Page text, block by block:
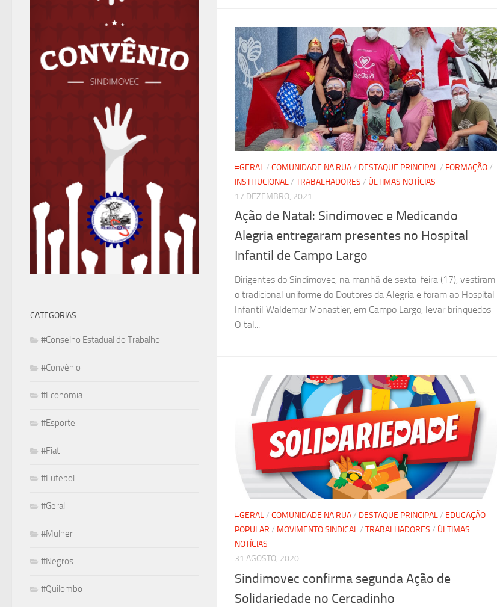
#GERAL/ COMUNIDADE NA RUA/ DESTAQUE PRINCIPAL/ FORMAÇÃO/
INSTITUCIONAL/ TRABALHADORES / ÚLTIMAS NOTÍCIAS
17 DEZEMBRO, 2021
Ação de Natal: Sindimovec e Medicando
Alegria entregaram presentes no Hospital
Infantil de Campo Largo
Dirigentes do Sindimovec, na manhã de sexta-feira (17), vestiram
o tradicional uniforme do Doutores da Alegria e foram ao Hospital
Infantil Waldemar Monastier, em Campo Largo, levar brinquedos
O tal...
#GERAL/ COMUNIDADE NA RUA/ DESTAQUE PRINCIPAL/ EDUCAÇÃO
POPULAR / MOVIMENTO SINDICAL/ TRABALHADORES / ÚLTIMAS
NOTÍCIAS
31 AGOSTO, 2020
Sindimovec confirma segunda Ação de
Solidariedade no Cercadinho
CATEGORIAS
#Conselho Estadual do Trabalho
#Convênio
#Economia
#Esporte
#Fiat
#Futebol
#Geral
#Mulher
#Negros
#Quilombo